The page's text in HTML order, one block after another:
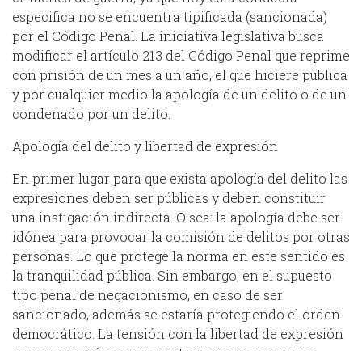
especifica no se encuentra tipificada (sancionada)
por el Código Penal. La iniciativa legislativa busca
modificar el artículo 213 del Código Penal que reprime
con prisión de un mes a un año, el que hiciere pública
y por cualquier medio la apología de un delito o de un
condenado por un delito.
Apología del delito y libertad de expresión
En primer lugar para que exista apología del delito las
expresiones deben ser públicas y deben constituir
una instigación indirecta. O sea: la apología debe ser
idónea para provocar la comisión de delitos por otras
personas. Lo que protege la norma en este sentido es
la tranquilidad pública. Sin embargo, en el supuesto
tipo penal de negacionismo, en caso de ser
sancionado, además se estaría protegiendo el orden
democrático. La tensión con la libertad de expresión